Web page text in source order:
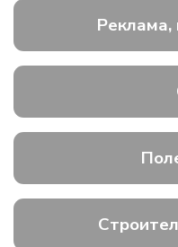
Реклама,